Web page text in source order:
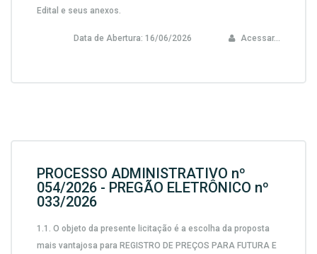
Edital e seus anexos.
Data de Abertura: 16/06/2026 Acessar...
PROCESSO ADMINISTRATIVO nº
054/2026 - PREGÃO ELETRÔNICO nº
033/2026
1.1. O objeto da presente licitação é a escolha da proposta
mais vantajosa para REGISTRO DE PREÇOS PARA FUTURA E